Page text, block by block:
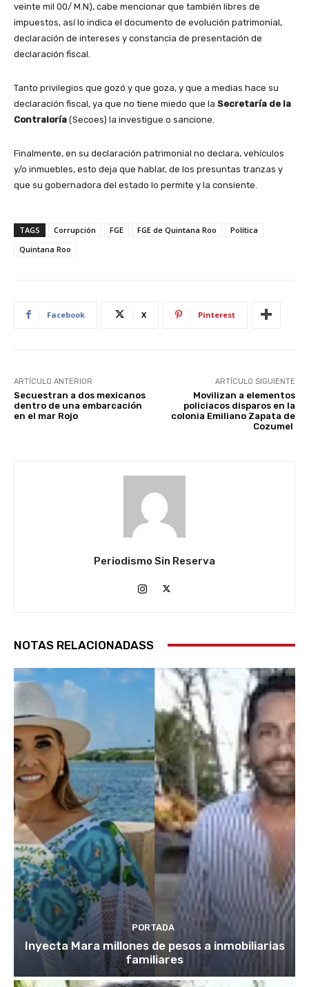
veinte mil 00/ M.N), cabe mencionar que también libres de
impuestos, así lo indica el documento de evolución patrimonial,
declaración de intereses y constancia de presentación de
declaración fiscal.
Tanto privilegios que gozó y que goza, y que a medias hace su
declaración fiscal, ya que no tiene miedo que la Secretaría de la
Contraloría (Secoes) la investigue o sancione.
Finalmente, en su declaración patrimonial no declara, vehículos
y/o inmuebles, esto deja que hablar, de los presuntas tranzas y
que su gobernadora del estado lo permite y la consiente.
TAGS Corrupción FGE FGE de Quintana Roo
Política
Quintana Roo
Facebook X Pinterest
ARTÍCULO ANTERIOR
Secuestran a dos mexicanos
dentro de una embarcación
en el mar Rojo
ARTÍCULO SIGUIENTE
Movilizan a elementos
policiacos disparos en la
colonia Emiliano Zapata de
Cozumel
Periodismo Sin Reserva
NOTAS RELACIONADASS
PORTADA
Inyecta Mara millones de pesos a inmobiliarias
familiares